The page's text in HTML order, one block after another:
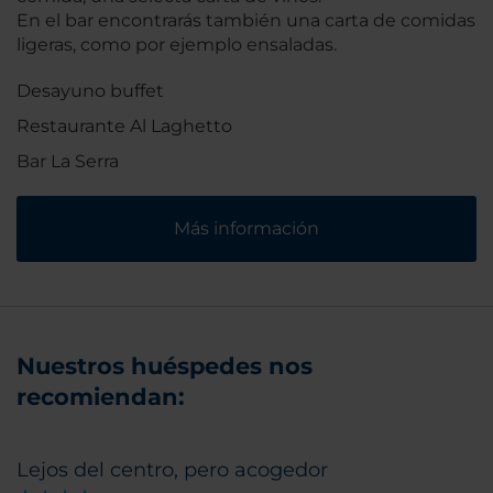
En el bar encontrarás también una carta de comidas
ligeras, como por ejemplo ensaladas.
Desayuno buffet
Restaurante Al Laghetto
Bar La Serra
Más información
Nuestros huéspedes nos
recomiendan:
Lejos del centro, pero acogedor